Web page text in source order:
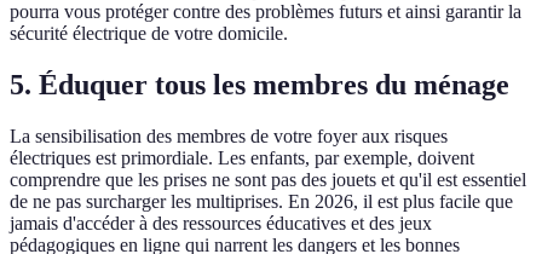
pourra vous protéger contre des problèmes futurs et ainsi garantir la
sécurité électrique de votre domicile.
5. Éduquer tous les membres du ménage
La sensibilisation des membres de votre foyer aux risques
électriques est primordiale. Les enfants, par exemple, doivent
comprendre que les prises ne sont pas des jouets et qu'il est essentiel
de ne pas surcharger les multiprises. En 2026, il est plus facile que
jamais d'accéder à des ressources éducatives et des jeux
pédagogiques en ligne qui narrent les dangers et les bonnes